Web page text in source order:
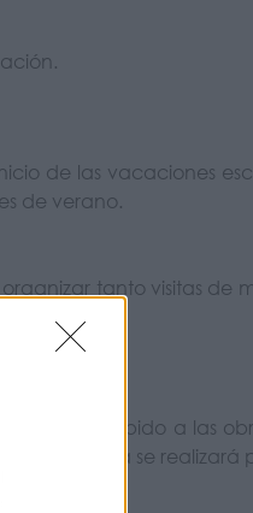
de las vacaciones
de verano.
tanto visitas de
Debido a las
a la piscina se realizará